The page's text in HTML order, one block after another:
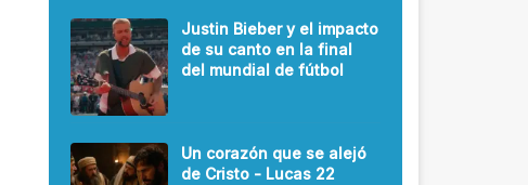
Justin Bieber y el impacto
de su canto en la final
del mundial de fútbol
Un corazón que se alejó
de Cristo - Lucas 22